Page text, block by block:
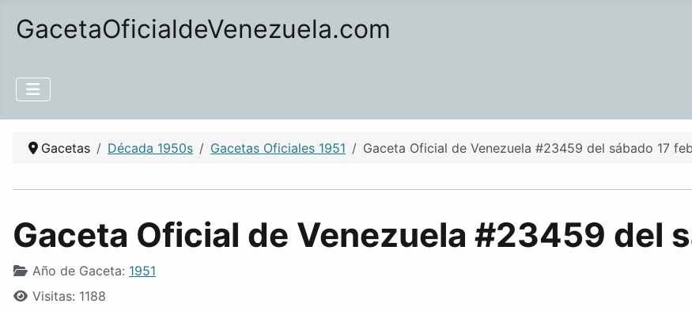
GacetaOficialdeVenezuela.com
Gacetas Década 1950s Gacetas Oficiales 1951 Gaceta Oficial de Venezuela #23459 del sábado 17
Gaceta Oficial de Venezuela #23459 del
Año de Gaceta: 1951
Visitas: 1188